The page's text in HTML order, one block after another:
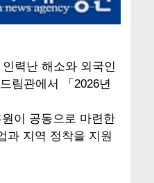
력난 해소와 외국인
림관에서 「2026년
이 공동으로 마련한
과 지역 정착을 지원